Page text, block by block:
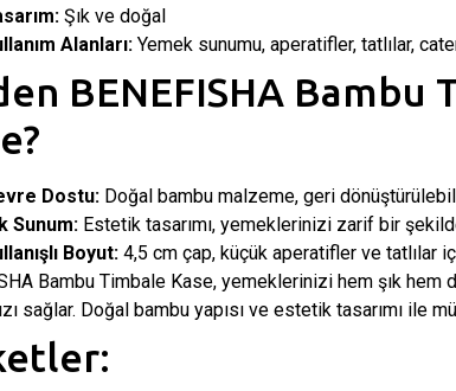
Şık ve doğal
Alanları: Yemek sunumu, aperatifler, tatlılar,
BENEFISHA Bambu
Dostu: Doğal bambu malzeme, geri
Sunum: Estetik tasarımı, yemeklerinizi zarif bir
Boyut: 4,5 cm çap, küçük aperatifler ve tatlılar
Bambu Timbale Kase, yemeklerinizi hem şık
sağlar. Doğal bambu yapısı ve estetik tasarımı ile